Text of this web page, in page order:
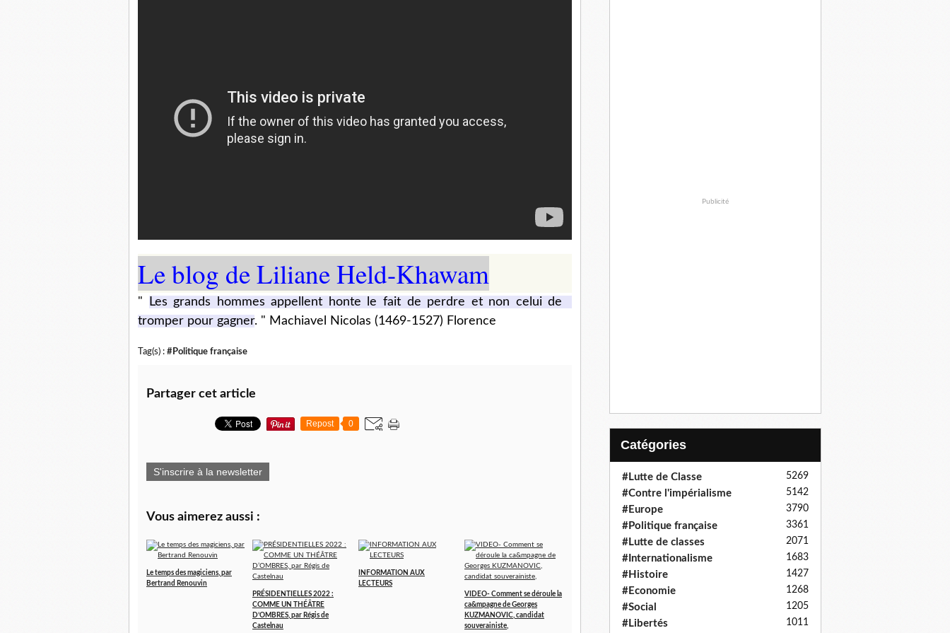
Le blog de Liliane Held-Khawam
"
Les grands hommes appellent honte le fait de perdre et non celui de
tromper pour gagner. " Machiavel Nicolas (1469-1527) Florence
Tag(s) : #Politique française
Partager cet article
Repost 0
S'inscrire à la newsletter
Vous aimerez aussi :
Le temps des magiciens, par
Bertrand Renouvin
PRÉSIDENTIELLES 2022 :
COMME UN THÉÂTRE
D’OMBRES, par Régis de
Castelnau
INFORMATION AUX
LECTEURS
VIDEO- Comment se déroule la
ca&mpagne de Georges
KUZMANOVIC, candidat
souverainiste,
Publicité
Catégories
#Lutte de Classe 5269
#Contre l'impérialisme 5142
#Europe 3790
#Politique française 3361
#Lutte de classes 2071
#Internationalisme 1683
#Histoire 1427
#Economie 1268
#Social 1205
#Libertés 1011